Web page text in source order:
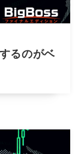
るのがベ